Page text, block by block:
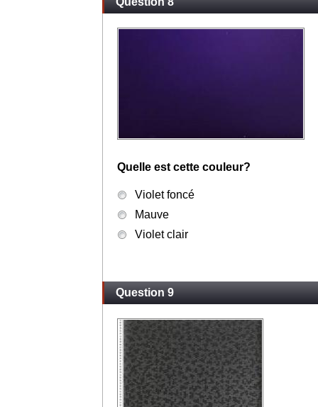
Quelle est cette couleur?
Violet foncé
Mauve
Violet clair
Question 9